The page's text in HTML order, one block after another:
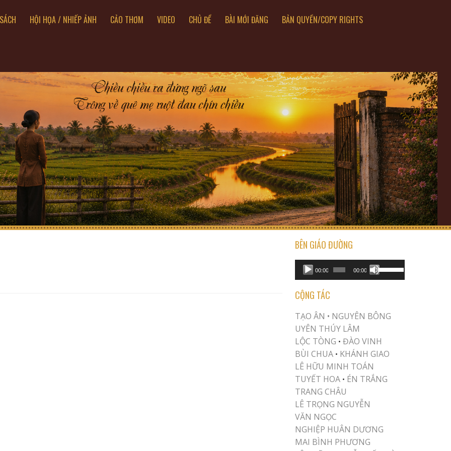
SÁCH HỘI HỌA / NHIẾP ẢNH CẢO THƠM VIDEO CHỦ ĐỀ BÀI MỚI ĐĂNG BẢN QUYỀN/COPY RIGHTS
BÊN GIÁO ĐƯỜNG
Audio
Player
00:00 00:00
USE UP/DOWN ARROW KEYS TO INCREASE OR DECREASE VOLUME.
CỘNG TÁC
TẠO ÂN • NGUYÊN BÔNG
UYÊN THÚY LÂM
LỘC TÒNG •ĐÀO VINH
BÙI CHUA • KHÁNH GIAO
LÊ HỮU MINH TOÁN
TUYẾT HOA • ÉN TRẮNG
TRANG CHÂU
LÊ TRỌNG NGUYỄN
VĂN NGỌC
NGHIỆP HUÂN DƯƠNG
MAI BÌNH PHƯƠNG